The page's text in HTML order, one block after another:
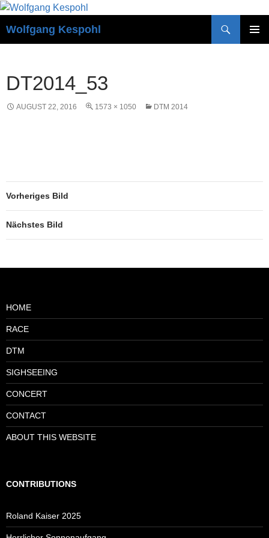
Zum
springen
Wolfgang Kespohl
DT2014_53
AUGUST 22, 2016 1573 × 1050 DTM 2014
Vorheriges Bild
Nächstes Bild
HOME
RACE
DTM
SIGHSEEING
CONCERT
CONTACT
ABOUT THIS WEBSITE
CONTRIBUTIONS
Roland Kaiser 2025